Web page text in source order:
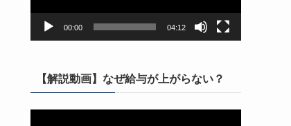
00:00 04:12
【解説動画】なぜ給与が上がらない？